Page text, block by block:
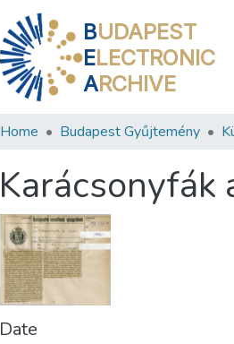
BUDAPEST
ELECTRONIC
ARCHIVE
Home Budapest Gyűjtemény
Karácsonyfák
Date